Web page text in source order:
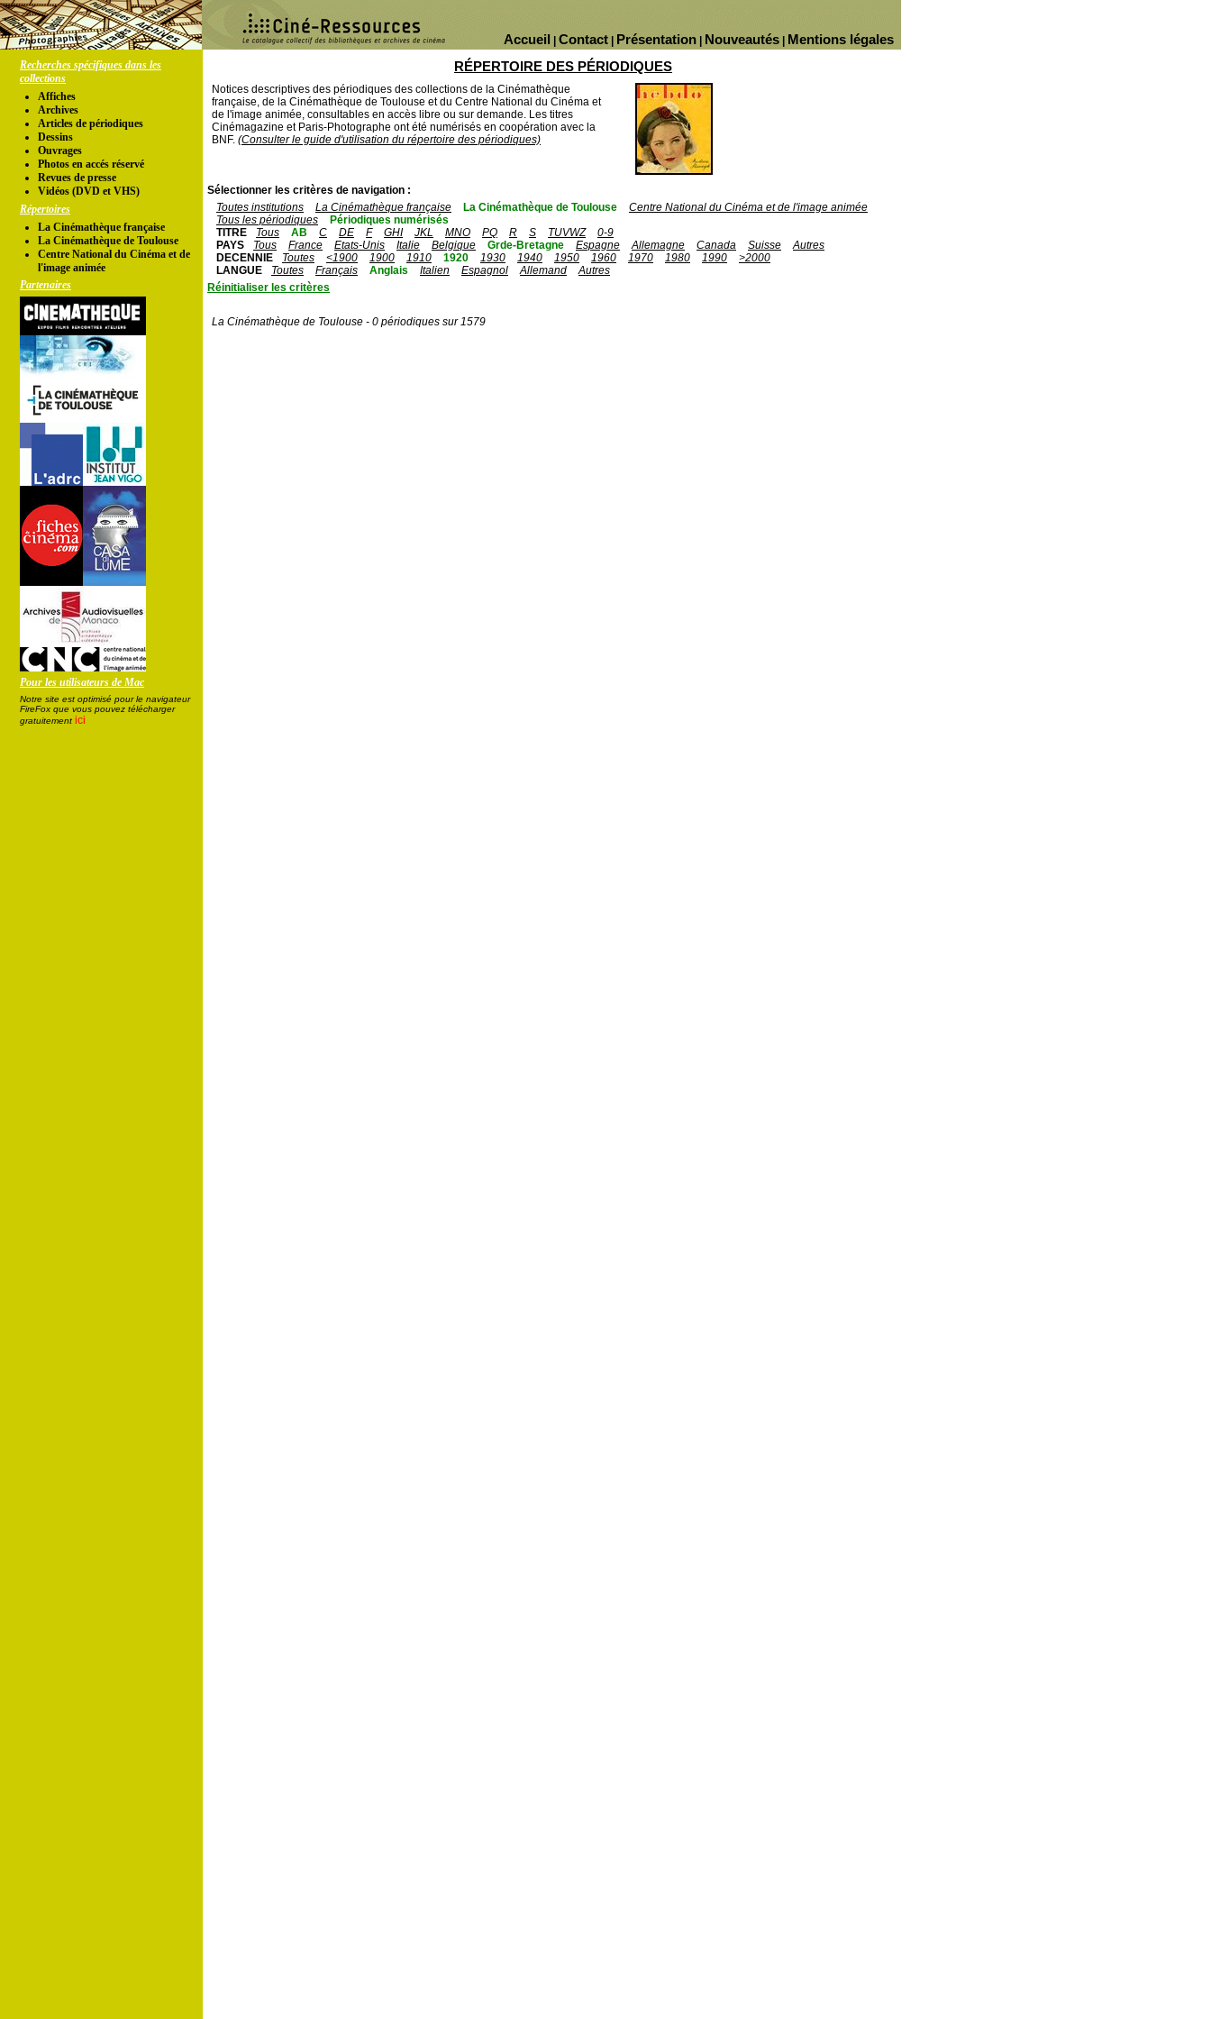
Mentions légales
Nouveautés
Présentation
Contact
Accueil
Recherches spécifiques dans les
collections
Affiches
Archives
Articles de périodiques
Dessins
Ouvrages
Photos en accés réservé
Revues de presse
Vidéos (DVD et VHS)
Répertoires
La Cinémathèque française
La Cinémathèque de Toulouse
Centre National du Cinéma et de
l'image animée
Partenaires
Pour les utilisateurs de Mac
Notre site est optimisé pour le navigateur
FireFox que vous pouvez télécharger
gratuitement ici
RÉPERTOIRE DES PÉRIODIQUES
Notices descriptives des périodiques des collections de la Cinémathèque
française, de la Cinémathèque de Toulouse et du Centre National du Cinéma et
de l'image animée, consultables en accès libre ou sur demande. Les titres
Cinémagazine et Paris-Photographe ont été numérisés en coopération avec la
BNF. (Consulter le guide d'utilisation du répertoire des périodiques)
Sélectionner les critères de navigation :
Toutes institutions
La Cinémathèque française La Cinémathèque de Toulouse
Centre National du Cinéma et de l'image animée
Tous les périodiques
Périodiques numérisés
TITRE
Tous AB C DE F GHI JKL MNO PQ R S TUVWZ
0-9
PAYS
Tous France Etats-Unis Italie Belgique Grde-Bretagne Espagne Allemagne Canada Suisse
Autres
DECENNIE
Toutes <1900 1900 1910 1920 1930 1940 1950 1960 1970 1980 1990
>2000
LANGUE
Toutes Français Anglais Italien Espagnol Allemand
Autres
Réinitialiser les critères
La Cinémathèque de Toulouse - 0 périodiques sur 1579